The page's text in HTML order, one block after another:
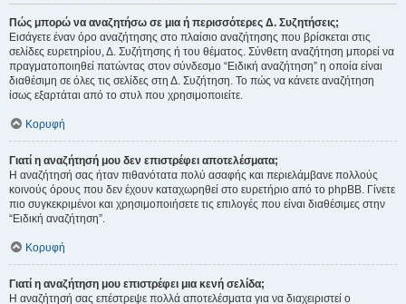
Πώς μπορώ να αναζητήσω σε μια ή περισσότερες Δ. Συζητήσεις;
Εισάγετε έναν όρο αναζήτησης στο πλαίσιο αναζήτησης που βρίσκεται στις
σελίδες ευρετηρίου, Δ. Συζήτησης ή του θέματος. Σύνθετη αναζήτηση μπορεί να
πραγματοποιηθεί πατώντας στον σύνδεσμο “Ειδική αναζήτηση” η οποία είναι
διαθέσιμη σε όλες τις σελίδες στη Δ. Συζήτηση. Το πώς να κάνετε αναζήτηση
ίσως εξαρτάται από το στυλ που χρησιμοποιείτε.
Κορυφή
Γιατί η αναζήτησή μου δεν επιστρέφει αποτελέσματα;
Η αναζήτησή σας ήταν πιθανότατα πολύ ασαφής και περιελάμβανε πολλούς
κοινούς όρους που δεν έχουν καταχωρηθεί στο ευρετήριο από το phpBB. Γίνετε
πιο συγκεκριμένοι και χρησιμοποιήσετε τις επιλογές που είναι διαθέσιμες στην
“Ειδική αναζήτηση”.
Κορυφή
Γιατί η αναζήτηση μου επιστρέφει μια κενή σελίδα;
Η αναζήτησή σας επέστρεψε πολλά αποτελέσματα για να διαχειριστεί ο